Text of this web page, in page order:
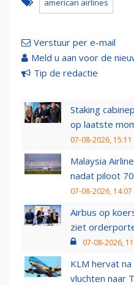
american airlines
Verstuur per e-mail
Meld u aan voor de
Tip de redactie
Staking
op laatste
07-08-2026, 15:11
Malaysia
nadat piloot
07-08-2026, 14:07
Airbus op
ziet
07-08-2026,
KLM hervat
vluchten naar